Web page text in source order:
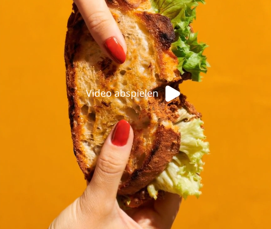
Video abspielen